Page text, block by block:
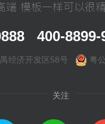
端 模板一样可以很
400-8899-
经济开发区58号 粤
关注